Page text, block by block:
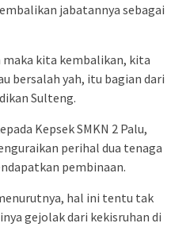
jabatannya sebagai
kita kembalikan, kita
bersalah yah, itu bagian dari
Sulteng.
Kepsek SMKN 2 Palu,
perihal dua tenaga
pembinaan.
hal ini tentu tak
gejolak dari kekisruhan di